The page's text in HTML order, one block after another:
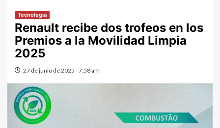
Tecnologia
Renault recibe dos trofeos en los
Premios a la Movilidad Limpia
2025
27 de junio de 2025 - 7:58 am